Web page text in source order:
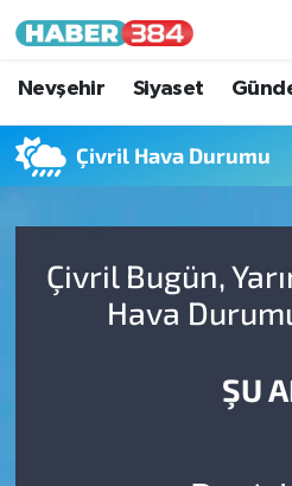
Nevşehir Siyaset
Çivril Hava Durumu
Çivril Bugün,
Hava
ŞU
Nöbetçi Eczaneler
Hava Durumu
Süper Lig Puan
Tüm Manşetler
Son Dakika Haberleri